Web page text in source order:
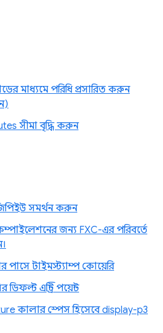
মাধ্যমে পরিধি প্রসারিত করুন
সীমা বৃদ্ধি করুন
সমর্থন করুন
জন্য FXC-এর পরিবর্তে
পাসে টাইমস্ট্যাম্প কোয়েরি
এন্ট্রি পয়েন্ট
কালার স্পেস হিসেবে display-p3